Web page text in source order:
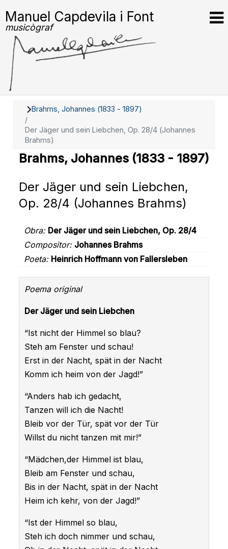
Manuel Capdevila i Font
musicògraf
Brahms, Johannes (1833 - 1897)
Der Jäger und sein Liebchen, Op. 28/4 (Johannes
Brahms)
Brahms, Johannes (1833 - 1897)
Der Jäger und sein Liebchen,
Op. 28/4 (Johannes Brahms)
Obra: Der Jäger und sein Liebchen, Op. 28/4
Compositor: Johannes Brahms
Poeta: Heinrich Hoffmann von Fallersleben
Poema original
Der Jäger und sein Liebchen
“Ist nicht der Himmel so blau?
Steh am Fenster und schau!
Erst in der Nacht, spät in der Nacht
Komm ich heim von der Jagd!”
“Anders hab ich gedacht,
Tanzen will ich die Nacht!
Bleib vor der Tür, spät vor der Tür
Willst du nicht tanzen mit mir!”
“Mädchen,der Himmel ist blau,
Bleib am Fenster und schau,
Bis in der Nacht, spät in der Nacht
Heim ich kehr, von der Jagd!”
“Ist der Himmel so blau,
Steh ich doch nimmer und schau,